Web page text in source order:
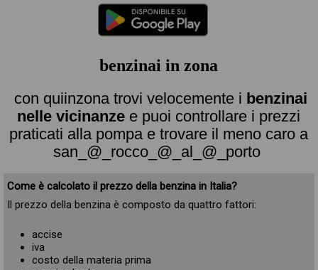
benzinai in zona
con quiinzona trovi velocemente i benzinai
nelle vicinanze e puoi controllare i prezzi
praticati alla pompa e trovare il meno caro a
san_@_rocco_@_al_@_porto
Come è calcolato il prezzo della benzina in Italia?
Il prezzo della benzina è composto da quattro fattori:
accise
iva
costo della materia prima